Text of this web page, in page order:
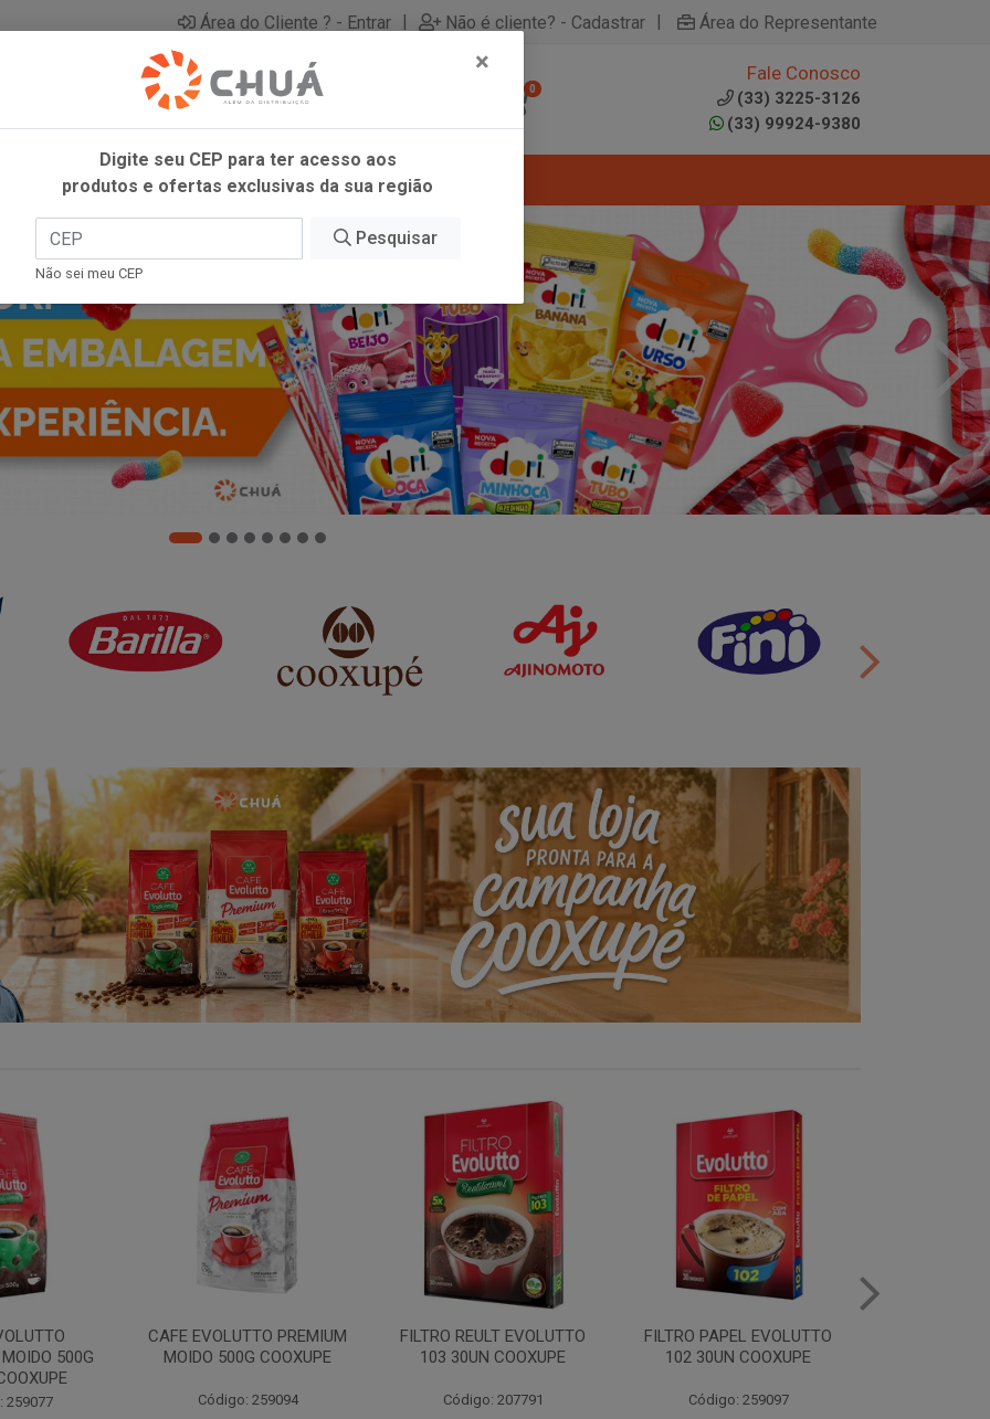
Área do Cliente ? - Entrar | Não é cliente? - Cadastrar | Área do Representante
0
Fale Conosco
(33) 3225-3126
(33) 99924-9380
PREMIUM
COOXUPE
259094
FILTRO REULT EVOLUTTO
103 30UN COOXUPE
Código: 207791
FILTRO PAPEL EVOLUTTO
102 30UN COOXUPE
Código: 259097
FILTRO PAPEL EVOLUTTO
103 30UN COOXUPE
Código: 259098
×
Digite seu CEP para ter acesso aos
produtos e ofertas exclusivas da sua região
Pesquisar
Não sei meu CEP